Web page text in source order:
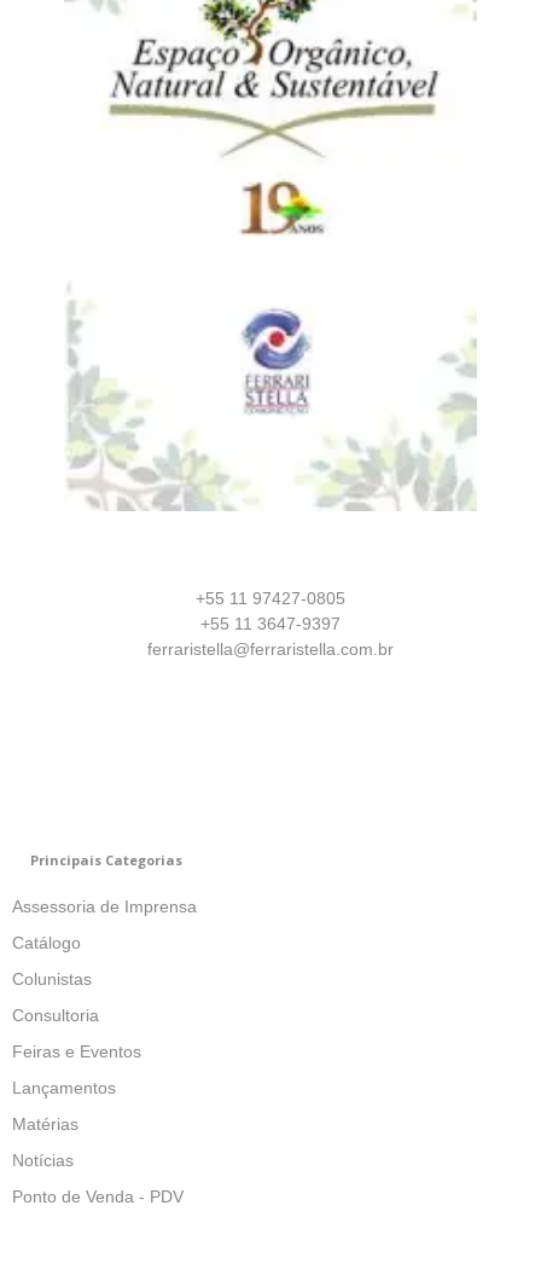
+55 11 97427-0805
+55 11 3647-9397
ferraristella@ferraristella.com.br
Principais Categorias
Assessoria de Imprensa
Catálogo
Colunistas
Consultoria
Feiras e Eventos
Lançamentos
Matérias
Notícias
Ponto de Venda - PDV